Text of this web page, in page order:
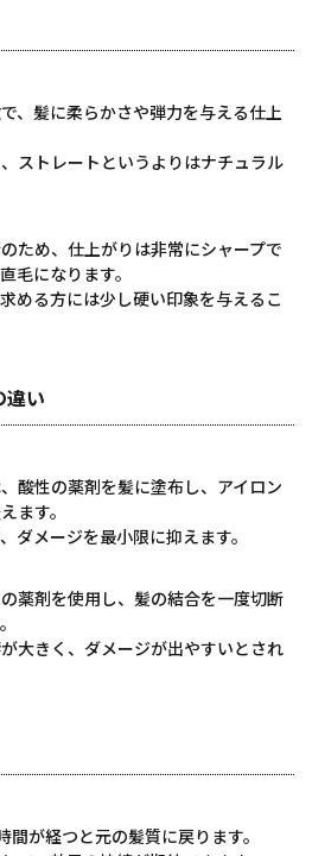
、髪に柔らかさや弾力を与える仕上
ストレートというよりはナチュラル
ため、仕上がりは非常にシャープで
毛になります。
める方には少し硬い印象を与えるこ
違い
酸性の薬剤を髪に塗布し、アイロン
ます。
ダメージを最小限に抑えます。
薬剤を使用し、髪の結合を一度切断
大きく、ダメージが出やすいとされ
間が経つと元の髪質に戻ります。